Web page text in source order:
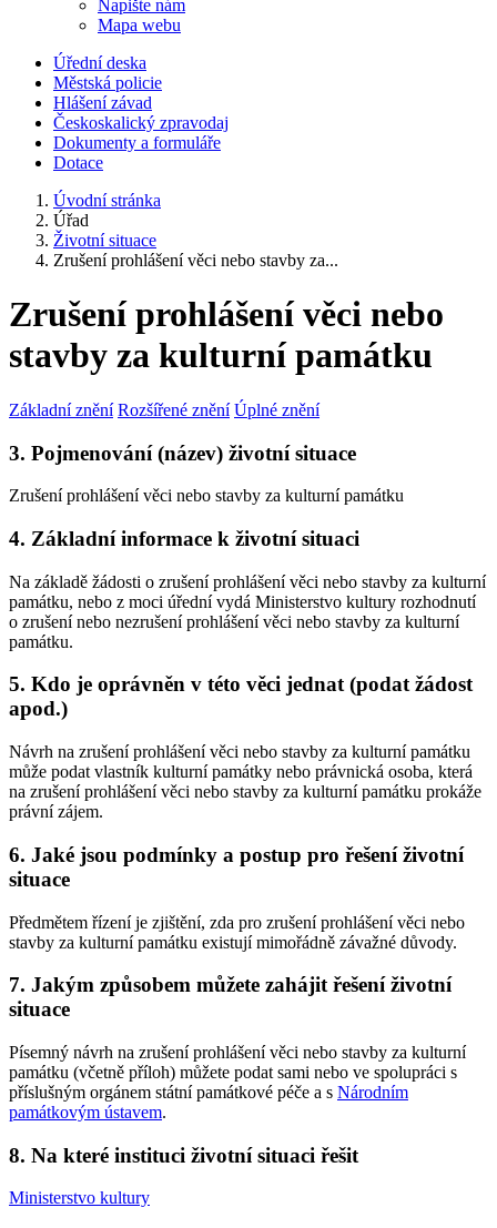
Napište nám
Mapa webu
Úřední deska
Městská policie
Hlášení závad
Českoskalický zpravodaj
Dokumenty a formuláře
Dotace
Úvodní stránka
Úřad
Životní situace
Zrušení prohlášení věci nebo stavby za...
Zrušení prohlášení věci nebo
stavby za kulturní památku
Základní znění Rozšířené znění Úplné znění
3. Pojmenování (název) životní situace
Zrušení prohlášení věci nebo stavby za kulturní památku
4. Základní informace k životní situaci
Na základě žádosti o zrušení prohlášení věci nebo stavby za kulturní
památku, nebo z moci úřední vydá Ministerstvo kultury rozhodnutí
o zrušení nebo nezrušení prohlášení věci nebo stavby za kulturní
památku.
5. Kdo je oprávněn v této věci jednat (podat žádost
apod.)
Návrh na zrušení prohlášení věci nebo stavby za kulturní památku
může podat vlastník kulturní památky nebo právnická osoba, která
na zrušení prohlášení věci nebo stavby za kulturní památku prokáže
právní zájem.
6. Jaké jsou podmínky a postup pro řešení životní
situace
Předmětem řízení je zjištění, zda pro zrušení prohlášení věci nebo
stavby za kulturní památku existují mimořádně závažné důvody.
7. Jakým způsobem můžete zahájit řešení životní
situace
Písemný návrh na zrušení prohlášení věci nebo stavby za kulturní
památku (včetně příloh) můžete podat sami nebo ve spolupráci s
příslušným orgánem státní památkové péče a s Národním
památkovým ústavem.
8. Na které instituci životní situaci řešit
Ministerstvo kultury